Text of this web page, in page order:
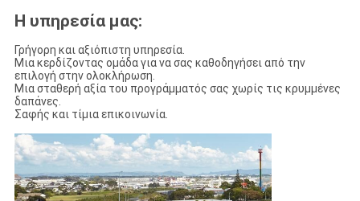
Η υπηρεσία μας:
Γρήγορη και αξιόπιστη υπηρεσία.
Μια κερδίζοντας ομάδα για να σας καθοδηγήσει από την
επιλογή στην ολοκλήρωση.
Μια σταθερή αξία του προγράμματός σας χωρίς τις κρυμμένες
δαπάνες.
Σαφής και τίμια επικοινωνία.